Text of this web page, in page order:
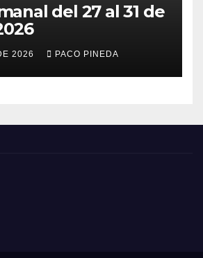
del 27 al 31 de
2026 PACO PINEDA